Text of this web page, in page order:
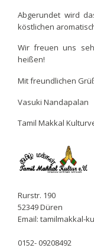
Abgerundet wird
köstlichen
Wir freuen uns
heißen!
Mit freundlichen
Vasuki Nandapalan
Tamil Makkal
Rurstr. 190
52349 Düren
Email: tamilmakkal-
0152- 09208492